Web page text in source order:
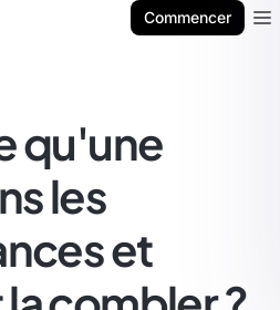
Commencer
qu'une
les
et